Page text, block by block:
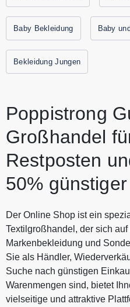
Baby Bekleidung Baby
Bekleidung Jungen
Poppistrong
Großhandel
Restposten
50% günstiger
Der Online Shop ist ein
Textilgroßhandel, der sich auf
Markenbekleidung und
Sie als Händler,
Suche nach günstigen
Warenmengen sind, bietet
vielseitige und attraktive